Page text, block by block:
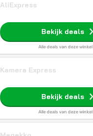
AliExpress
Bekijk deals
Alle deals van deze winkel
Kamera Express
Bekijk deals
Alle deals van deze winkel